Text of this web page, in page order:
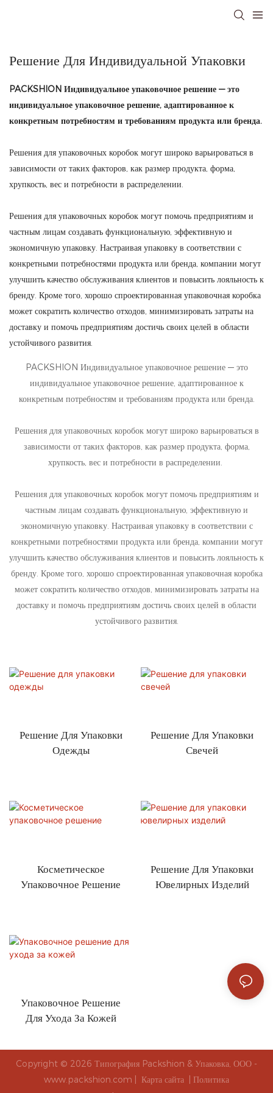
Решение Для Индивидуальной Упаковки
PACKSHION Индивидуальное упаковочное решение — это
индивидуальное упаковочное решение, адаптированное к
конкретным потребностям и требованиям продукта или бренда.
Решения для упаковочных коробок могут широко варьироваться в
зависимости от таких факторов, как размер продукта, форма,
хрупкость, вес и потребности в распределении.
Решения для упаковочных коробок могут помочь предприятиям и
частным лицам создавать функциональную, эффективную и
экономичную упаковку. Настраивая упаковку в соответствии с
конкретными потребностями продукта или бренда, компании могут
улучшить качество обслуживания клиентов и повысить лояльность к
бренду. Кроме того, хорошо спроектированная упаковочная коробка
может сократить количество отходов, минимизировать затраты на
доставку и помочь предприятиям достичь своих целей в области
устойчивого развития.
PACKSHION Индивидуальное упаковочное решение — это
индивидуальное упаковочное решение, адаптированное к
конкретным потребностям и требованиям продукта или бренда.
Решения для упаковочных коробок могут широко варьироваться в
зависимости от таких факторов, как размер продукта, форма,
хрупкость, вес и потребности в распределении.
Решения для упаковочных коробок могут помочь предприятиям и
частным лицам создавать функциональную, эффективную и
экономичную упаковку. Настраивая упаковку в соответствии с
конкретными потребностями продукта или бренда, компании могут
улучшить качество обслуживания клиентов и повысить лояльность к
бренду. Кроме того, хорошо спроектированная упаковочная коробка
может сократить количество отходов, минимизировать затраты на
доставку и помочь предприятиям достичь своих целей в области
устойчивого развития.
Решение Для Упаковки
Одежды
Решение Для Упаковки
Свечей
Косметическое
Упаковочное Решение
Решение Для Упаковки
Ювелирных Изделий
Упаковочное Решение
Для Ухода За Кожей
Copyright © 2026 Типография Packshion & Упаковка, ООО -
www.packshion.com |
Карта сайта
Политика